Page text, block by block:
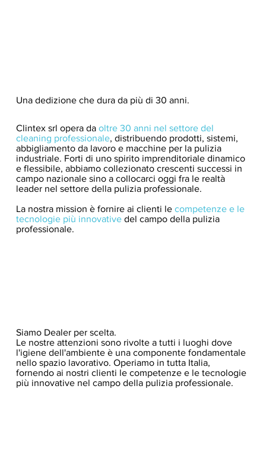
Clintex srl opera da oltre 30 anni nel settore del
cleaning professionale, distribuendo prodotti, sistemi,
abbigliamento da lavoro e macchine per la pulizia
industriale. Forti di uno spirito imprenditoriale dinamico
e flessibile, abbiamo collezionato crescenti successi in
campo nazionale sino a collocarci oggi fra le realtà
leader nel settore della pulizia professionale.
La nostra mission è fornire ai clienti le competenze e le
tecnologie più innovativedel campo della pulizia
professionale.
Una dedizione che dura da più di 30 anni.
Le nostre attenzioni sono rivolte a tutti i luoghi dove
l'igiene dell'ambiente è una componente fondamentale
nello spazio lavorativo. Operiamo in tutta Italia,
fornendo ai nostri clienti le competenze e le tecnologie
più innovative nel campo della pulizia professionale.
Siamo Dealer per scelta.